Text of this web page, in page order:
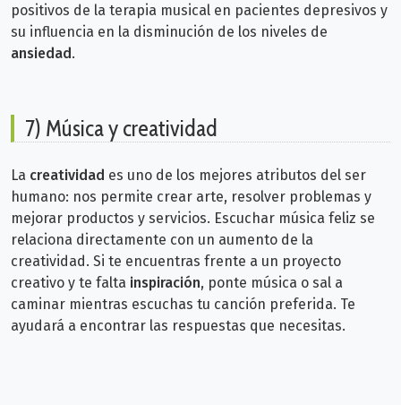
positivos de la terapia musical en pacientes depresivos y
su influencia en la disminución de los niveles de
ansiedad.
7) Música y creatividad
La creatividad es uno de los mejores atributos del ser
humano: nos permite crear arte, resolver problemas y
mejorar productos y servicios. Escuchar música feliz se
relaciona directamente con un aumento de la
creatividad. Si te encuentras frente a un proyecto
creativo y te falta inspiración, ponte música o sal a
caminar mientras escuchas tu canción preferida. Te
ayudará a encontrar las respuestas que necesitas.